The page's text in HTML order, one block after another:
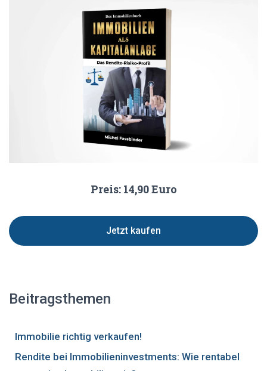
Preis: 14,90 Euro
Jetzt kaufen
Beitragsthemen
Immobilie richtig verkaufen!
Rendite bei Immobilieninvestments: Wie rentabel